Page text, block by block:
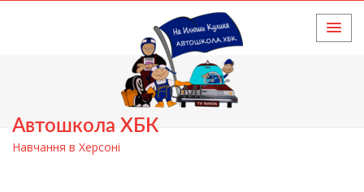
Автошкола ХБК
Навчання в Херсоні
HOME